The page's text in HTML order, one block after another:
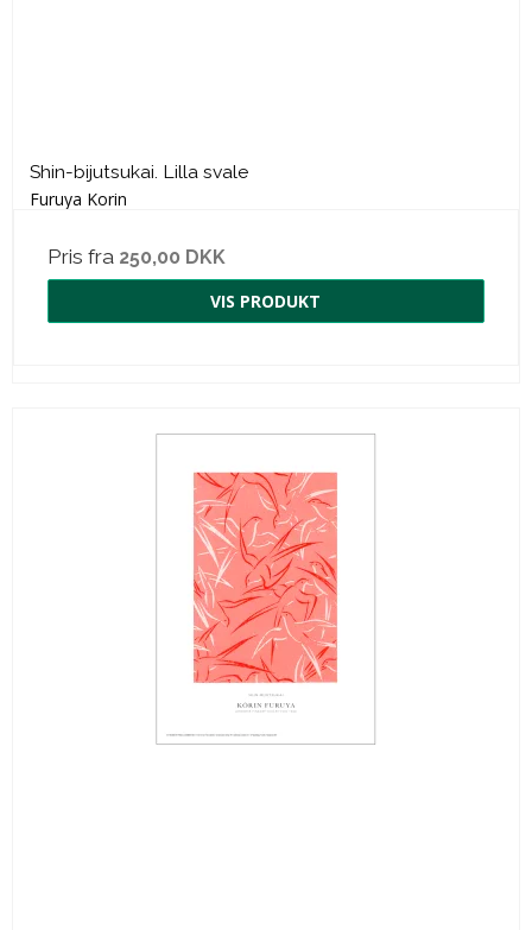
Shin-bijutsukai. Lilla svale
Furuya Korin
Pris fra 250,00 DKK
VIS PRODUKT